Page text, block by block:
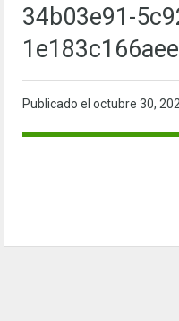
34b03e91-
Publicado el octubre 30,